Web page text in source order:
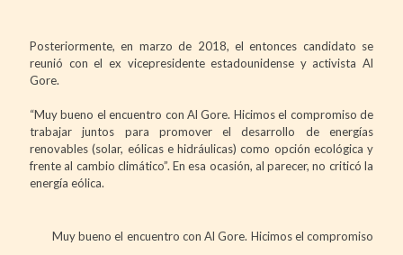
Posteriormente, en marzo de 2018, el entonces candidato se
reunió con el ex vicepresidente estadounidense y activista Al
Gore.
“Muy bueno el encuentro con Al Gore. Hicimos el compromiso de
trabajar juntos para promover el desarrollo de energías
renovables (solar, eólicas e hidráulicas) como opción ecológica y
frente al cambio climático”. En esa ocasión, al parecer, no criticó la
energía eólica.
Muy bueno el encuentro con Al Gore. Hicimos el compromiso